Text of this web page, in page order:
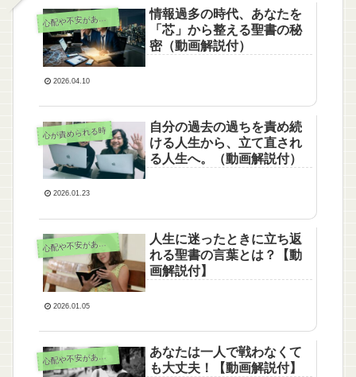
心
配や不安がある時
情報過多の時代、あなたを
「芯」から整える聖書の秘
密（動画解説付）
2026.04.10
心が責められる時
自分の過去の過ちを責め続
ける人生から、立て直され
る人生へ。（動画解説付）
2026.01.23
心
配や不安がある時
人生に迷ったときに立ち返
れる聖書の言葉とは？【動
画解説付】
2026.01.05
心
配や不安がある時
あなたは一人で戦わなくて
も大丈夫！【動画解説付】